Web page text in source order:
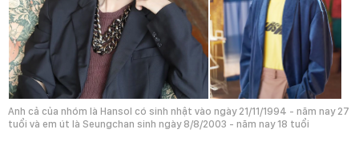
Anh cả của nhóm là Hansol có sinh nhật vào ngày 21/11/1994 - năm nay 27
tuổi và em út là Seungchan sinh ngày 8/8/2003 - năm nay 18 tuổi